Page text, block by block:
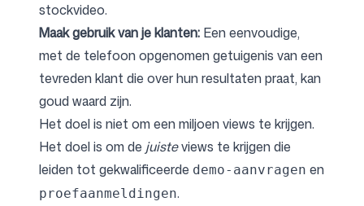
stockvideo.
Maak gebruik van je klanten: Een eenvoudige,
met de telefoon opgenomen getuigenis van een
tevreden klant die over hun resultaten praat, kan
goud waard zijn.
Het doel is niet om een miljoen views te krijgen.
Het doel is om de juisteviews te krijgen die
leiden tot gekwalificeerde demo-aanvragen en
proefaanmeldingen.